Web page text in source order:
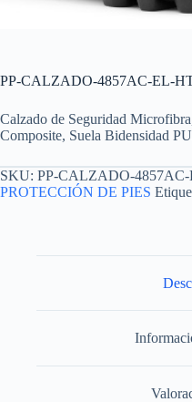
PP-CALZADO-4857AC-EL-
Calzado de Seguridad
Composite, Suela Bidensidad
SKU: PP-CALZADO-
PROTECCIÓN DE PIES